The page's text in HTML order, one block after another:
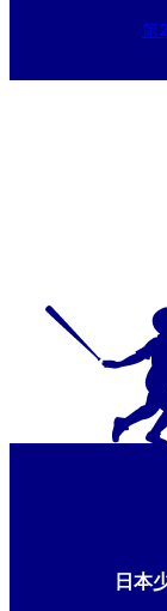
第
日本